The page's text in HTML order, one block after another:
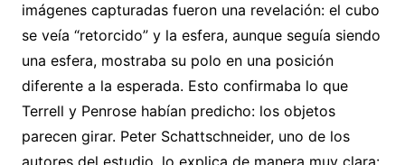
imágenes capturadas fueron una revelación: el cubo
se veía “retorcido” y la esfera, aunque seguía siendo
una esfera, mostraba su polo en una posición
diferente a la esperada. Esto confirmaba lo que
Terrell y Penrose habían predicho: los objetos
parecen girar. Peter Schattschneider, uno de los